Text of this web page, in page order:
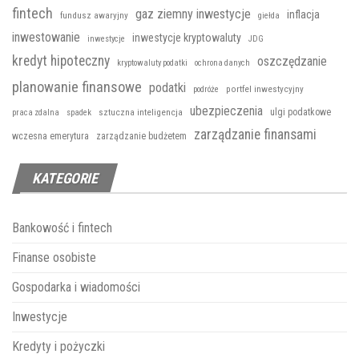
fintech fundusz awaryjny gaz ziemny inwestycje giełda inflacja
inwestowanie inwestycje inwestycje kryptowaluty JDG
kredyt hipoteczny kryptowaluty podatki ochrona danych oszczędzanie
planowanie finansowe podatki podróże portfel inwestycyjny
praca zdalna spadek sztuczna inteligencja ubezpieczenia ulgi podatkowe
wczesna emerytura zarządzanie budżetem zarządzanie finansami
KATEGORIE
Bankowość i fintech
Finanse osobiste
Gospodarka i wiadomości
Inwestycje
Kredyty i pożyczki